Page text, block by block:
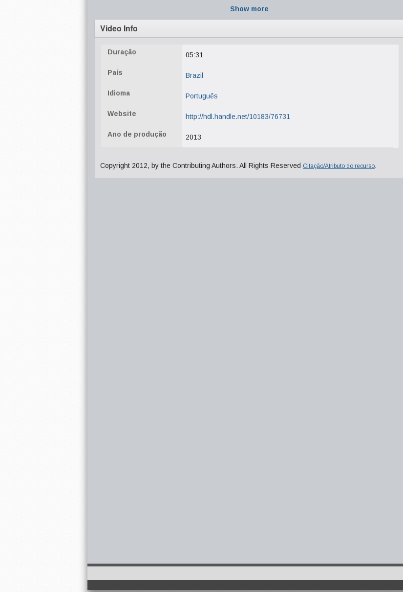
Show more
Video Info
Duração 05:31
País Brazil
Idioma Português
Website http://hdl.handle.net/10183/76731
Ano de produção 2013
Copyright 2012, by the Contributing Authors. All Rights Reserved Citação/Atributo do recurso.